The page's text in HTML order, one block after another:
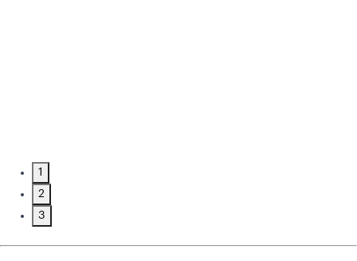
1
2
3